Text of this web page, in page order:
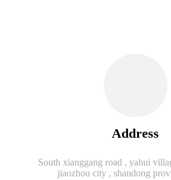
Address
South xianggang road , yahui
jiaozhou city , shandong